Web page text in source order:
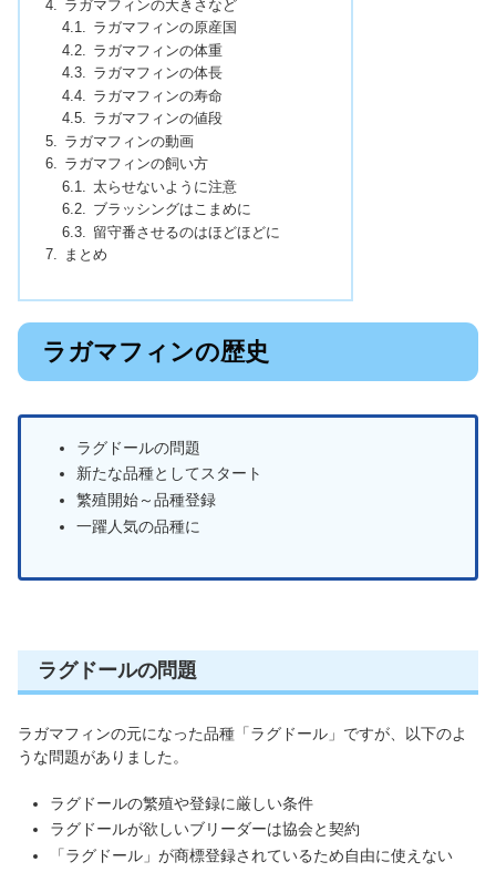
ラガマフィンの大きさなど
ラガマフィンの原産国
ラガマフィンの体重
ラガマフィンの体長
ラガマフィンの寿命
ラガマフィンの値段
ラガマフィンの動画
ラガマフィンの飼い方
太らせないように注意
ブラッシングはこまめに
留守番させるのはほどほどに
まとめ
ラガマフィンの歴史
ラグドールの問題
新たな品種としてスタート
繁殖開始～品種登録
一躍人気の品種に
ラグドールの問題
ラガマフィンの元になった品種「ラグドール」ですが、以下のよ
うな問題がありました。
ラグドールの繁殖や登録に厳しい条件
ラグドールが欲しいブリーダーは協会と契約
「ラグドール」が商標登録されているため自由に使えない